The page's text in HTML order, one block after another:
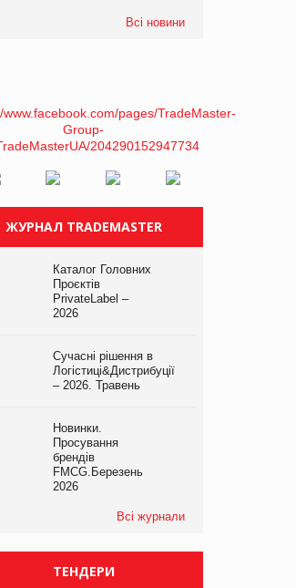
запустила
побачити на
Kraft Heinz скоротила
Всі новини
ЖУРНАЛ TRADEMASTER
Каталог Головних
Проєктів
PrivateLabel –
2026
Сучасні рішення в
Логістиці&Дистрибуції
– 2026. Травень
Новинки.
Просування
брендів
FMCG.Березень
2026
Всі журнали
ТЕНДЕРИ